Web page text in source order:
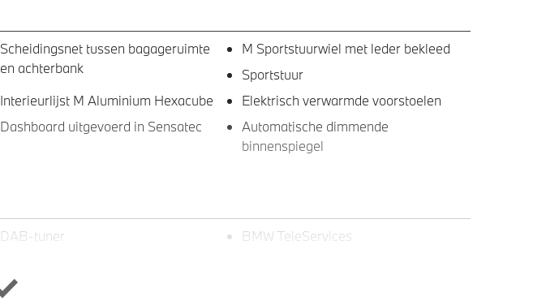
Scheidingsnet tussen bagageruimte
en achterbank
M Sportstuurwiel met leder bekleed
Sportstuur
Interieurlijst M Aluminium Hexacube
Elektrisch verwarmde voorstoelen
Dashboard uitgevoerd in Sensatec
Automatische dimmende
binnenspiegel
DAB-tuner BMW TeleServices